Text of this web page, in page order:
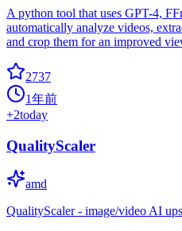
A python tool that uses GPT-4,
automatically analyze videos,
and crop them for an improved
2737
1年前
+2today
QualityScaler
amd
QualityScaler - image/video AI